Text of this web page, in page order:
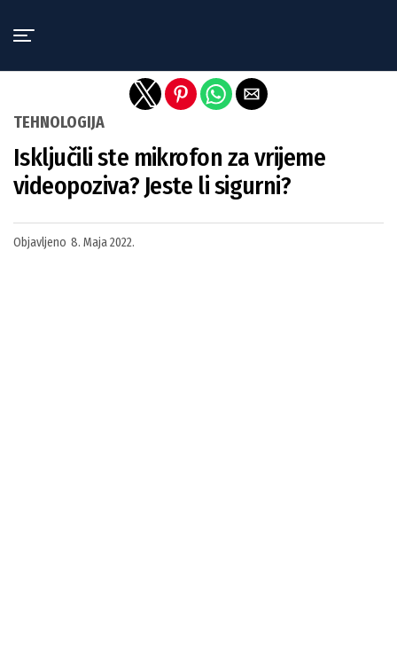
TEHNOLOGIJA
Isključili ste mikrofon za vrijeme
videopoziva? Jeste li sigurni?
Objavljeno 8. Maja 2022.